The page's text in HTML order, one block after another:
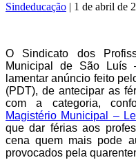
Sindeducação | 1 de abril de
O Sindicato dos
Municipal de São Luís
lamentar anúncio feito
(PDT), de antecipar as
com a categoria,
Magistério Municipal –
quedar férias aos
cena quem mais pode
provocados pela